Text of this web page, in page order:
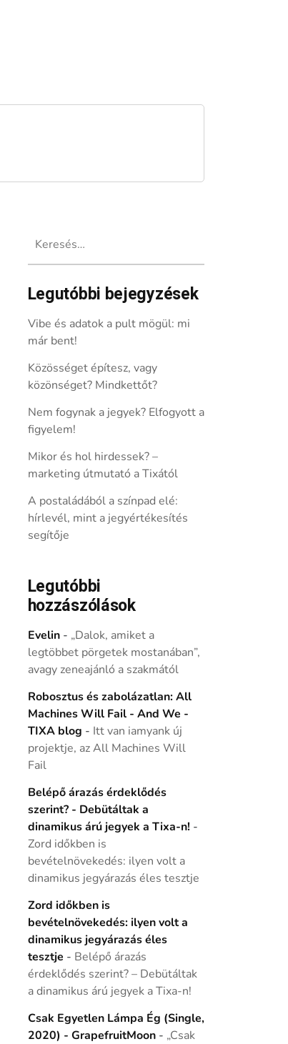
Legutóbbi bejegyzések
Vibe és adatok a pult mögül: mi
már bent!
Közösséget építesz, vagy
közönséget? Mindkettőt?
Nem fogynak a jegyek? Elfogyott a
figyelem!
Mikor és hol hirdessek? –
marketing útmutató a Tixától
A postaládából a színpad elé:
hírlevél, mint a jegyértékesítés
segítője
Legutóbbi
hozzászólások
Evelin- „Dalok, amiket a
legtöbbet pörgetek mostanában”,
avagy zeneajánló a szakmától
Robosztus és zabolázatlan: All
Machines Will Fail - And We -
TIXA blog - Itt van iamyank új
projektje, az All Machines Will
Fail
Belépő árazás érdeklődés
szerint? - Debütáltak a
dinamikus árú jegyek a Tixa-n! -
Zord időkben is
bevételnövekedés: ilyen volt a
dinamikus jegyárazás éles tesztje
Zord időkben is
bevételnövekedés: ilyen volt a
dinamikus jegyárazás éles
tesztje - Belépő árazás
érdeklődés szerint? – Debütáltak
a dinamikus árú jegyek a Tixa-n!
Csak Egyetlen Lámpa Ég (Single,
2020) - GrapefruitMoon- „Csak